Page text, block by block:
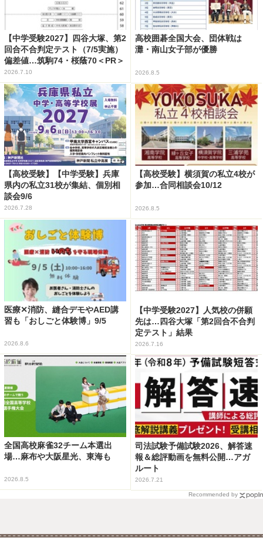
【中学受験2027】四谷大塚、第2
回合不合判定テスト（7/5実施）
偏差値…筑駒74・桜蔭70＜PR＞
2026.7.10
高校囲碁全国大会、団体戦は
灘・南山女子部が優勝
2026.8.5
【高校受験】【中学受験】兵庫
県内の私立31校が集結、個別相
談会9/6
2026.7.28
【高校受験】横須賀の私立4校が
参加…合同相談会10/12
2026.8.5
医療✕消防、縫合デモやAED講
習も「おしごと体験博」9/5
2026.8.6
【中学受験2027】人気校の併願
先は…四谷大塚「第2回合不合判
定テスト」結果
2026.7.16
全国高校麻雀32チーム本選出
場…麻布や大阪星光、東海も
2026.8.5
司法試験予備試験2026、解答速
報＆総評動画を無料公開…アガ
ルート
2026.7.21
Recommended by